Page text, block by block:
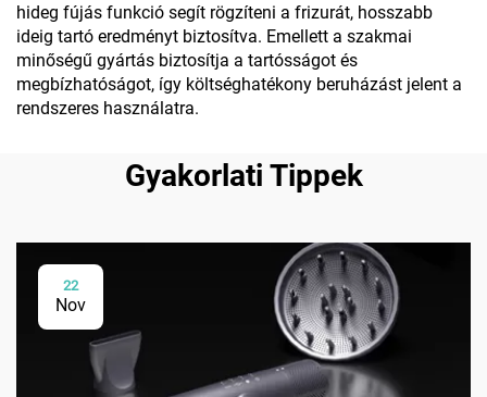
hideg fújás funkció segít rögzíteni a frizurát, hosszabb
ideig tartó eredményt biztosítva. Emellett a szakmai
minőségű gyártás biztosítja a tartósságot és
megbízhatóságot, így költséghatékony beruházást jelent a
rendszeres használatra.
Gyakorlati Tippek
22
Nov